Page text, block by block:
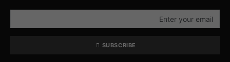
SUBSCRIBE